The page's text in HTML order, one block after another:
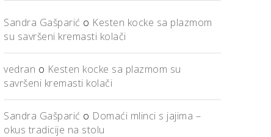
Sandra Gašparić o Kesten kocke sa plazmom
su savršeni kremasti kolači
vedran o Kesten kocke sa plazmom su
savršeni kremasti kolači
Sandra Gašparić o Domaći mlinci s jajima –
okus tradicije na stolu